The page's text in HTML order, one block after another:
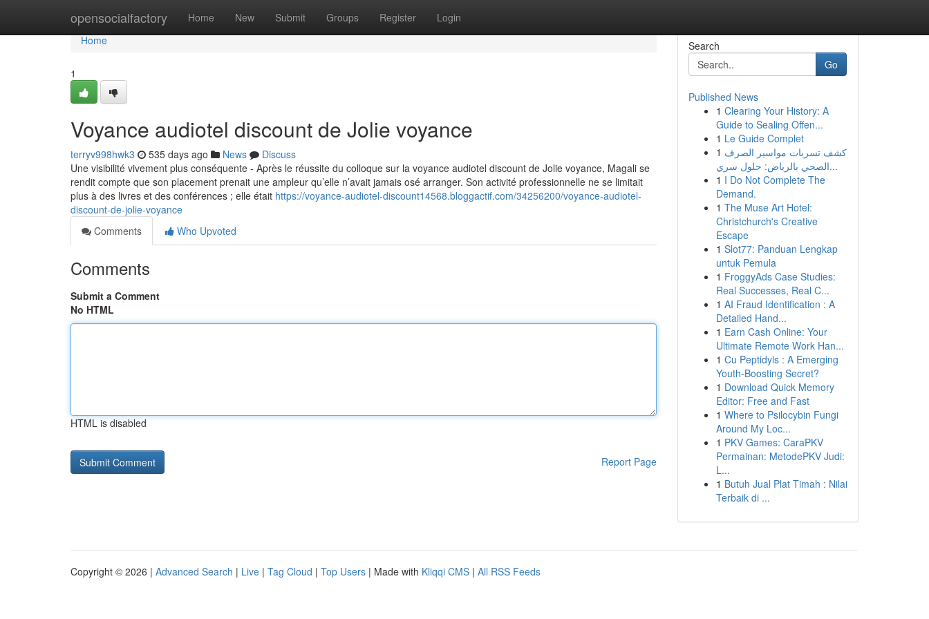
opensocialfactory Home New Submit Groups Register Login
Home
Home
1
Voyance audiotel discount de Jolie voyance
terryv998hwk3 535 days ago News
Discuss
Une visibilité vivement plus conséquente - Après le réussite du colloque sur la voyance audiotel discount de Jolie voyance, Magali se
rendit compte que son placement prenait une ampleur qu’elle n’avait jamais osé arranger. Son activité professionnelle ne se limitait
plus à des livres et des conférences ; elle était https://voyance-audiotel-discount14568.bloggactif.com/34256200/voyance-audiotel-
discount-de-jolie-voyance
Comments
Who Upvoted
Comments
Submit a Comment
No HTML
HTML is disabled
Report Page
Search
Go
Published News
1 Clearing Your History: A
Guide to Sealing Offen...
1 Le Guide Complet
1 كشف تسربات مواسير الصرف
الصحي بالرياض: حلول سري...
1 I Do Not Complete The
Demand.
1 The Muse Art Hotel:
Christchurch's Creative
Escape
1 Slot77: Panduan Lengkap
untuk Pemula
1 FroggyAds Case Studies:
Real Successes, Real C...
1 AI Fraud Identification : A
Detailed Hand...
1 Earn Cash Online: Your
Ultimate Remote Work Han...
1 Cu Peptidyls : A Emerging
Youth-Boosting Secret?
1 Download Quick Memory
Editor: Free and Fast
1 Where to Psilocybin Fungi
Around My Loc...
1 PKV Games: CaraPKV
Permainan: MetodePKV Judi:
L...
1 Butuh Jual Plat Timah : Nilai
Terbaik di ...
Copyright © 2026 | Advanced Search | Live | Tag Cloud | Top Users | Made with Kliqqi CMS | All RSS Feeds